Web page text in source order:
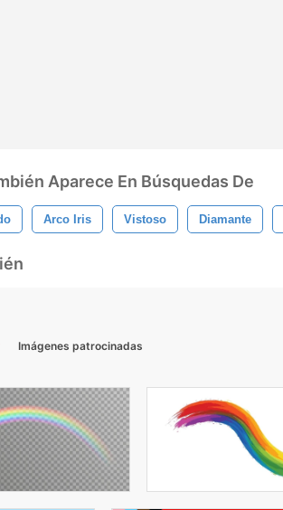
Aparece En Búsquedas De
Arco Iris Vistoso Diamante
Imágenes patrocinadas